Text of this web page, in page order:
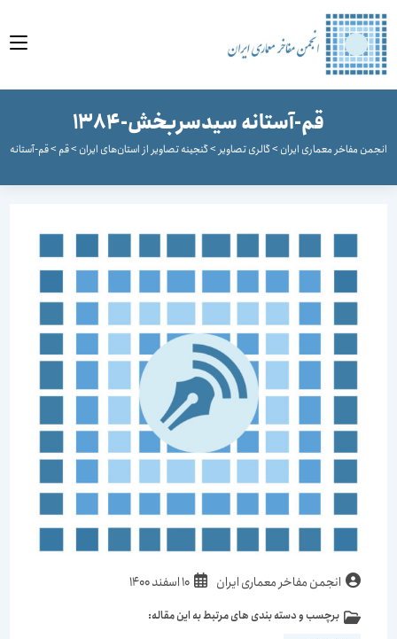
قم-آستانه سیدسربخش-1384
مفاخر معماری ایران>گالری تصاویر>گنجینه تصاویر از استان‌های ایران>قم>قم-آستانه
انجمن مفاخر معماری ایران 10 اسفند 1400
برچسب و دسته بندی های مرتبط به این مقاله: